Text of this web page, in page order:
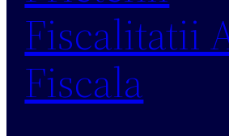
Fiscalitatii
Fiscala